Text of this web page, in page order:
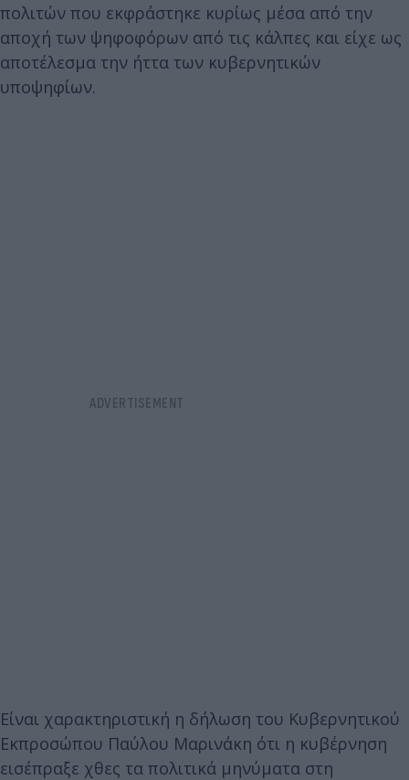
πολιτών που εκφράστηκε κυρίως μέσα από την
αποχή των ψηφοφόρων από τις κάλπες και είχε ως
αποτέλεσμα την ήττα των κυβερνητικών
υποψηφίων.
Είναι χαρακτηριστική η δήλωση του Κυβερνητικού
Εκπροσώπου Παύλου Μαρινάκη ότι η κυβέρνηση
εισέπραξε χθες τα πολιτικά μηνύματα στη